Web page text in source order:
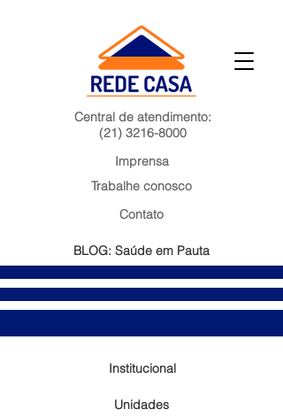
Central de atendimento:
(21) 3216-8000
Unidades
Institucional
Imprensa
Trabalhe conosco
Contato
BLOG: Saúde em Pauta